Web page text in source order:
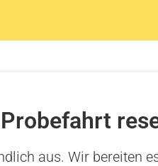
Probefahrt
aus. Wir bereiten